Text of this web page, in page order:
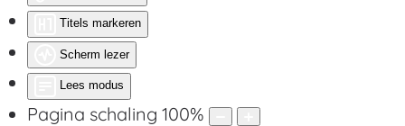
Titels markeren
Scherm lezer
Lees modus
Pagina schaling 100%